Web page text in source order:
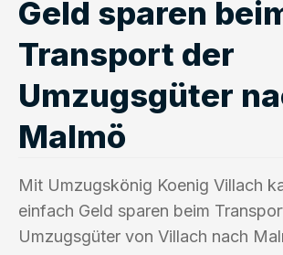
Geld sparen
Transport der
Umzugsgüter
Malmö
Mit Umzugskönig Koenig Villach
einfach Geld sparen beim
Umzugsgüter von Villach nach